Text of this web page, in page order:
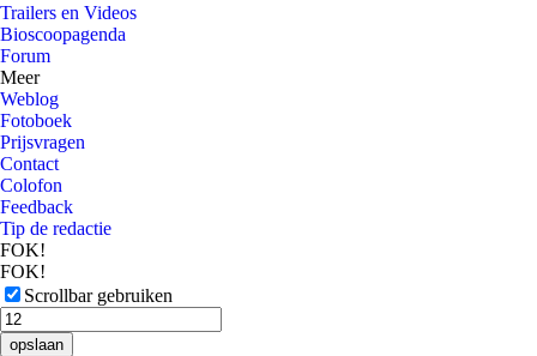
Trailers en Videos
Bioscoopagenda
Forum
Meer
Weblog
Fotoboek
Prijsvragen
Contact
Colofon
Feedback
Tip de redactie
FOK!
FOK!
Scrollbar gebruiken
opslaan